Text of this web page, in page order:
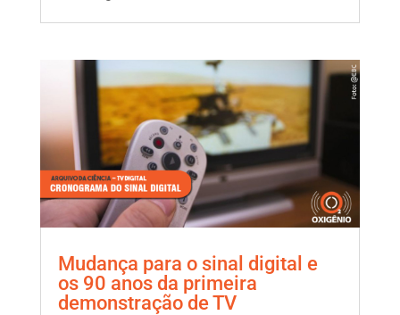
Mudança para o sinal digital e
os 90 anos da primeira
demonstração de TV